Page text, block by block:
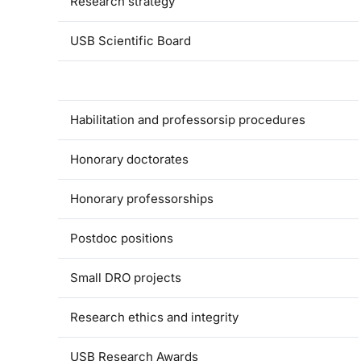
USB Scientific Board
Habilitation and professorsip procedures
Honorary doctorates
Honorary professorships
Postdoc positions
Small DRO projects
Research ethics and integrity
USB Research Awards